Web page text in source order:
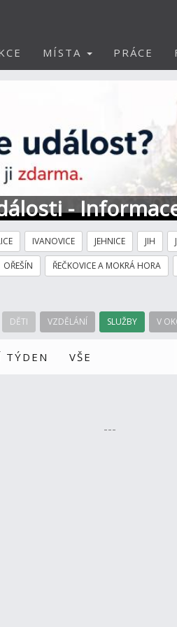
MÍSTA PRÁCE
-
IVANOVICE JEHNICE JIH
OŘEŠÍN ŘEČKOVICE A MOKRÁ HORA
DĚTI VZDĚLÁNÍ SLUŽBY V
TÝDEN VŠE
---